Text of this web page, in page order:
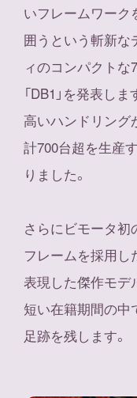
いフレームワー
囲うという斬新な
ィのコンパクト
「DB1」を発表し
高いハンドリング
計700台超を生産
りました。
さらにビモータ
フレームを採用し
表現した傑作モデ
短い在籍期間の中
足跡を残します。